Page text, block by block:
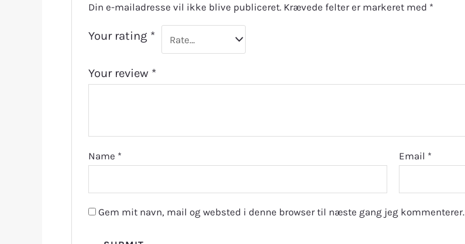
Din e-mailadresse vil ikke blive publiceret. Krævede felter er markeret med *
Your rating *
Your review *
Name * Email *
Gem mit navn, mail og websted i denne browser til næste gang jeg kommenterer.